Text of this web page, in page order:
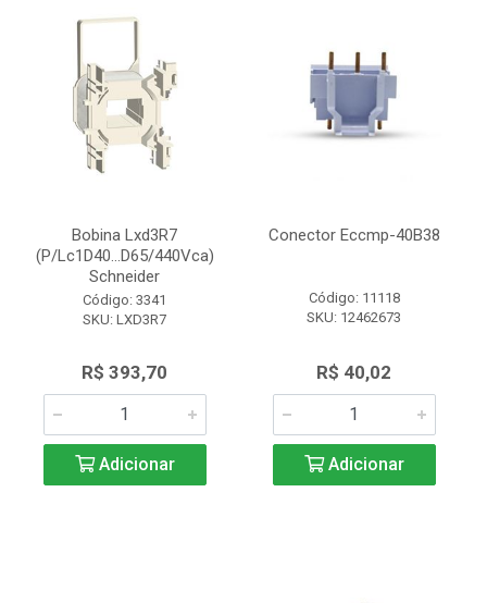
Bobina Lxd3R7
(P/Lc1D40...D65/440Vca)
Schneider
Código: 3341
SKU: LXD3R7
R$ 393,70
Adicionar
Conector Eccmp-40B38
Código: 11118
SKU: 12462673
R$ 40,02
Adicionar